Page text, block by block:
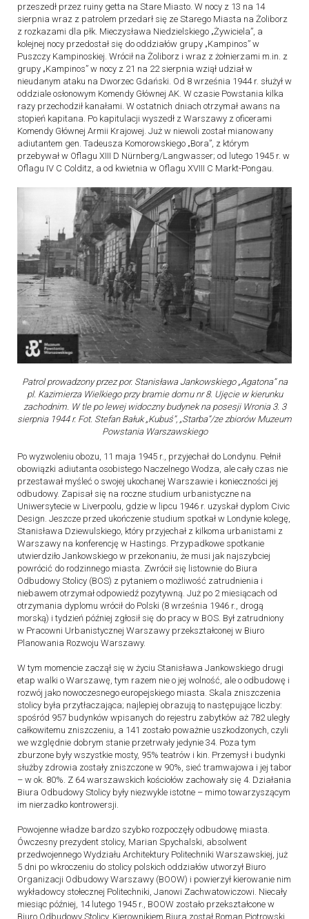
przeszedł przez ruiny getta na Stare Miasto. W nocy z 13 na 14
sierpnia wraz z patrolem przedarł się ze Starego Miasta na Żoliborz
z rozkazami dla płk. Mieczysława Niedzielskiego „Żywiciela”, a
kolejnej nocy przedostał się do oddziałów grupy „Kampinos” w
Puszczy Kampinoskiej. Wrócił na Żoliborz i wraz z żołnierzami m.in. z
grupy „Kampinos” w nocy z 21 na 22 sierpnia wziął udział w
nieudanym ataku na Dworzec Gdański. Od 8 września 1944 r. służył w
oddziale osłonowym Komendy Głównej AK. W czasie Powstania kilka
razy przechodził kanałami. W ostatnich dniach otrzymał awans na
stopień kapitana. Po kapitulacji wyszedł z Warszawy z oficerami
Komendy Głównej Armii Krajowej. Już w niewoli został mianowany
adiutantem gen. Tadeusza Komorowskiego „Bora”, z którym
przebywał w Oflagu XIII D Nürnberg/Langwasser; od lutego 1945 r. w
Oflagu IV C Colditz, a od kwietnia w Oflagu XVIII C Markt-Pongau.
Patrol prowadzony przez por. Stanisława Jankowskiego „Agatona” na
pl. Kazimierza Wielkiego przy bramie domu nr 8. Ujęcie w kierunku
zachodnim. W tle po lewej widoczny budynek na posesji Wronia 3. 3
sierpnia 1944 r. Fot. Stefan Bałuk „Kubuś”, „Starba”/ze zbiorów Muzeum
Powstania Warszawskiego
Po wyzwoleniu obozu, 11 maja 1945 r., przyjechał do Londynu. Pełnił
obowiązki adiutanta osobistego Naczelnego Wodza, ale cały czas nie
przestawał myśleć o swojej ukochanej Warszawie i konieczności jej
odbudowy. Zapisał się na roczne studium urbanistyczne na
Uniwersytecie w Liverpoolu, gdzie w lipcu 1946 r. uzyskał dyplom Civic
Design. Jeszcze przed ukończenie studium spotkał w Londynie kolegę,
Stanisława Dziewulskiego, który przyjechał z kilkoma urbanistami z
Warszawy na konferencję w Hastings. Przypadkowe spotkanie
utwierdziło Jankowskiego w przekonaniu, że musi jak najszybciej
powrócić do rodzinnego miasta. Zwrócił się listownie do Biura
Odbudowy Stolicy (BOS) z pytaniem o możliwość zatrudnienia i
niebawem otrzymał odpowiedź pozytywną. Już po 2 miesiącach od
otrzymania dyplomu wrócił do Polski (8 września 1946 r., drogą
morską) i tydzień później zgłosił się do pracy w BOS. Był zatrudniony
w Pracowni Urbanistycznej Warszawy przekształconej w Biuro
Planowania Rozwoju Warszawy.
W tym momencie zaczął się w życiu Stanisława Jankowskiego drugi
etap walki o Warszawę, tym razem nie o jej wolność, ale o odbudowę i
rozwój jako nowoczesnego europejskiego miasta. Skala zniszczenia
stolicy była przytłaczająca; najlepiej obrazują to następujące liczby:
spośród 957 budynków wpisanych do rejestru zabytków aż 782 uległy
całkowitemu zniszczeniu, a 141 zostało poważnie uszkodzonych, czyli
we względnie dobrym stanie przetrwały jedynie 34. Poza tym
zburzone były wszystkie mosty, 95% teatrów i kin. Przemysł i budynki
służby zdrowia zostały zniszczone w 90%, sieć tramwajowa i jej tabor
– w ok. 80%. Z 64 warszawskich kościołów zachowały się 4. Działania
Biura Odbudowy Stolicy były niezwykle istotne – mimo towarzyszącym
im nierzadko kontrowersji.
Powojenne władze bardzo szybko rozpoczęły odbudowę miasta.
Ówczesny prezydent stolicy, Marian Spychalski, absolwent
przedwojennego Wydziału Architektury Politechniki Warszawskiej, już
5 dni po wkroczeniu do stolicy polskich oddziałów utworzył Biuro
Organizacji Odbudowy Warszawy (BOOW) i powierzył kierowanie nim
wykładowcy stołecznej Politechniki, Janowi Zachwatowiczowi. Niecały
miesiąc później, 14 lutego 1945 r., BOOW zostało przekształcone w
Biuro Odbudowy Stolicy. Kierownikiem Biura został Roman Piotrowski,